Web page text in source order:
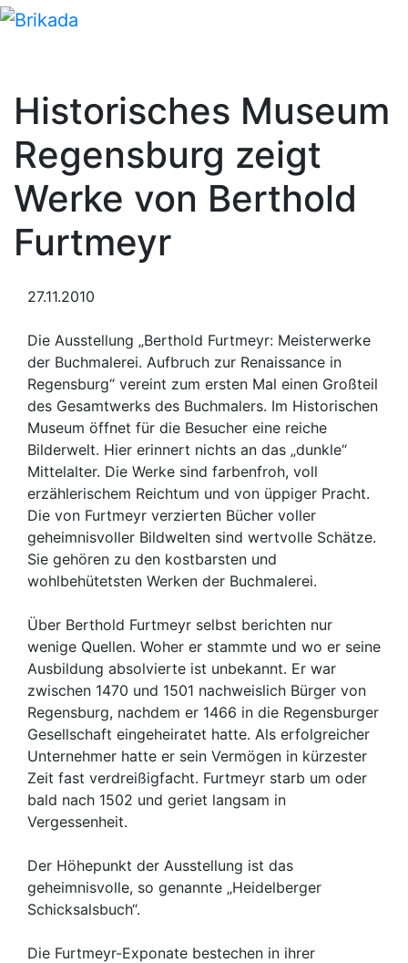
Historisches Museum
Regensburg zeigt
Werke von Berthold
Furtmeyr
27.11.2010
Die Ausstellung „Berthold Furtmeyr: Meisterwerke
der Buchmalerei. Aufbruch zur Renaissance in
Regensburg“ vereint zum ersten Mal einen Großteil
des Gesamtwerks des Buchmalers. Im Historischen
Museum öffnet für die Besucher eine reiche
Bilderwelt. Hier erinnert nichts an das „dunkle“
Mittelalter. Die Werke sind farbenfroh, voll
erzählerischem Reichtum und von üppiger Pracht.
Die von Furtmeyr verzierten Bücher voller
geheimnisvoller Bildwelten sind wertvolle Schätze.
Sie gehören zu den kostbarsten und
wohlbehütetsten Werken der Buchmalerei.
Über Berthold Furtmeyr selbst berichten nur
wenige Quellen. Woher er stammte und wo er seine
Ausbildung absolvierte ist unbekannt. Er war
zwischen 1470 und 1501 nachweislich Bürger von
Regensburg, nachdem er 1466 in die Regensburger
Gesellschaft eingeheiratet hatte. Als erfolgreicher
Unternehmer hatte er sein Vermögen in kürzester
Zeit fast verdreißigfacht. Furtmeyr starb um oder
bald nach 1502 und geriet langsam in
Vergessenheit.
Der Höhepunkt der Ausstellung ist das
geheimnisvolle, so genannte „Heidelberger
Schicksalsbuch“.
Die Furtmeyr-Exponate bestechen in ihrer